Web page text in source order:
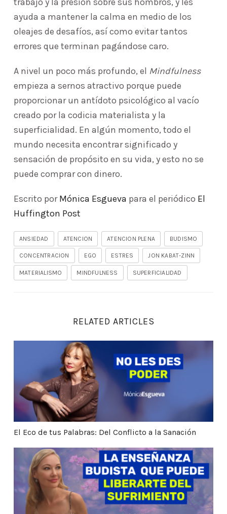
ayuda a mantener la calma en medio de los
oleajes de desafíos, así como evitar tantos
errores que terminan pagándose caro.
A nivel un poco más profundo, el Mindfulness
empieza a sernos atractivo porque puede
proporcionar un antídoto psicológico al vacío
creado por la codicia materialista y la
superficialidad. En algún momento, todo el
mundo necesita encontrar significado y
sensación de propósito en su vida, y esto no se
puede comprar con dinero.
Escrito porMónica Esgueva para el periódico El
Huffington Post
ANSIEDAD ATENCION ATENCION PLENA BUDISMO
CONCENTRACION EGO ESTRES JON KABAT-ZINN
MATERIALISMO MINDFULNESS SUPERFICIALIDAD
RELATED ARTICLES
El Eco de tus Palabras: Del Conflicto a la Sanación
El Eco de tus Palabras: Del Conflicto a la Sanación
Dolor y sufrimiento: dos experiencias distintas